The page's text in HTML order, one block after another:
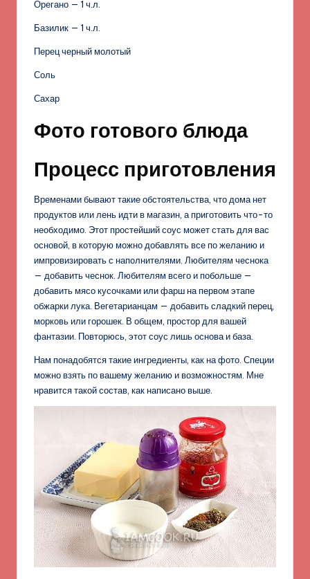
Орегано — 1 ч.л.
Базилик — 1 ч.л.
Перец черный молотый
Соль
Сахар
Фото готового блюда
Процесс приготовления
Временами бывают такие обстоятельства, что дома нет
продуктов или лень идти в магазин, а приготовить что-то
необходимо. Этот простейший соус может стать для вас
основой, в которую можно добавлять все по желанию и
импровизировать с наполнителями. Любителям чеснока
— добавить чеснок. Любителям всего и побольше —
добавить мясо кусочками или фарш на первом этапе
обжарки лука. Вегетарианцам — добавить сладкий перец,
морковь или горошек. В общем, простор для вашей
фантазии. Повторюсь, этот соус лишь основа и база.
Нам понадобятся такие ингредиенты, как на фото. Специи
можно взять по вашему желанию и возможностям. Мне
нравится такой состав, как написано выше.